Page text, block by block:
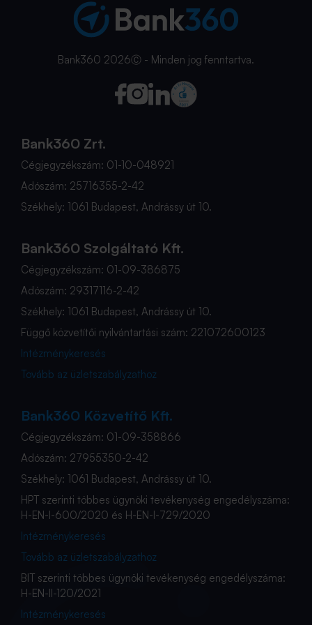
Bank360 2026Ⓒ - Minden jog fenntartva.
Bank360 Zrt.
Cégjegyzékszám: 01-10-048921
Adószám: 25716355-2-42
Székhely: 1061 Budapest, Andrássy út 10.
Bank360 Szolgáltató Kft.
Cégjegyzékszám: 01-09-386875
Adószám: 29317116-2-42
Székhely: 1061 Budapest, Andrássy út 10.
Függő közvetítői nyilvántartási szám: 221072600123
Intézménykeresés
Tovább az üzletszabályzathoz
Bank360 Közvetítő Kft.
Cégjegyzékszám: 01-09-358866
Adószám: 27955350-2-42
Székhely: 1061 Budapest, Andrássy út 10.
HPT szerinti többes ügynöki tevékenység engedélyszáma:
H-EN-I-600/2020 és H-EN-I-729/2020
Intézménykeresés
Tovább az üzletszabályzathoz
BIT szerinti többes ügynöki tevékenység engedélyszáma:
H-EN-II-120/2021
Intézménykeresés